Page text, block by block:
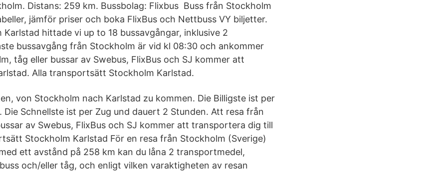
Distans: 259 km. Bussbolag: Flixbus Buss från Stockholm
jämför priser och boka FlixBus och Nettbuss VY biljetter.
hittade vi up to 18 bussavgångar, inklusive 2
bussavgång från Stockholm är vid kl 08:30 och ankommer
tåg eller bussar av Swebus, FlixBus och SJ kommer att
Alla transportsätt Stockholm Karlstad.
von Stockholm nach Karlstad zu kommen. Die Billigste ist per
Die Schnellste ist per Zug und dauert 2 Stunden. Att resa från
av Swebus, FlixBus och SJ kommer att transportera dig till
Stockholm Karlstad För en resa från Stockholm (Sverige)
ett avstånd på 258 km kan du låna 2 transportmedel,
och/eller tåg, och enligt vilken varaktigheten av resan